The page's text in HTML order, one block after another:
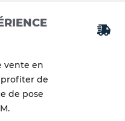
vente en
profiter de
de pose